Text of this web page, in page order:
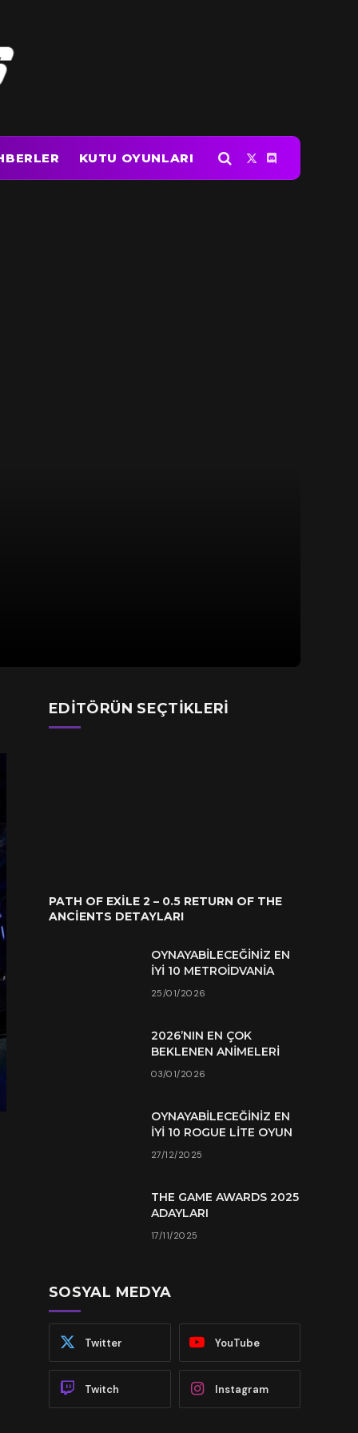
KUTU OYUNLARI
X
(Twitter)
Discord
EDITÖRÜN SEÇTIKLERI
PATH OF EXILE 2 – 0.5 RETURN OF THE
ANCIENTS DETAYLARI
OYNAYABILECEĞINIZ EN
İYI 10 METROIDVANIA
25/01/2026
2026’NIN EN ÇOK
BEKLENEN ANIMELERI
03/01/2026
OYNAYABILECEĞINIZ EN
İYI 10 ROGUE LITE OYUN
27/12/2025
THE GAME AWARDS 2025
ADAYLARI
17/11/2025
SOSYAL MEDYA
Twitter YouTube
Twitch Instagram